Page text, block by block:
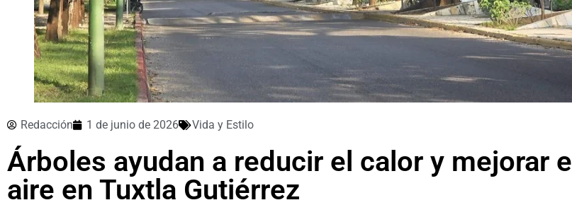
Redacción 1 de junio de 2026 Vida y Estilo
Árboles ayudan a reducir el calor y mejorar el
aire en Tuxtla Gutiérrez